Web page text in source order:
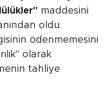
maddesini
oldu.
ödenmemesini
olarak
tahliye